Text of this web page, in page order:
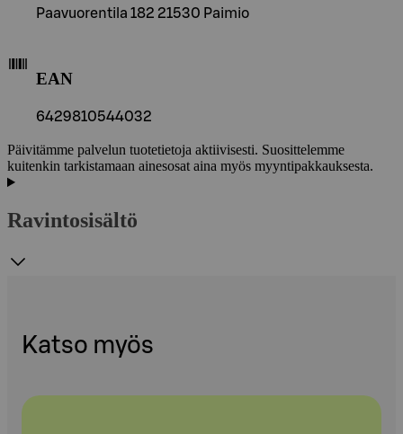
Paavuorentila 182 21530 Paimio
EAN
6429810544032
Päivitämme palvelun tuotetietoja aktiivisesti. Suosittelemme
kuitenkin tarkistamaan ainesosat aina myös myyntipakkauksesta.
Ravintosisältö
Katso myös